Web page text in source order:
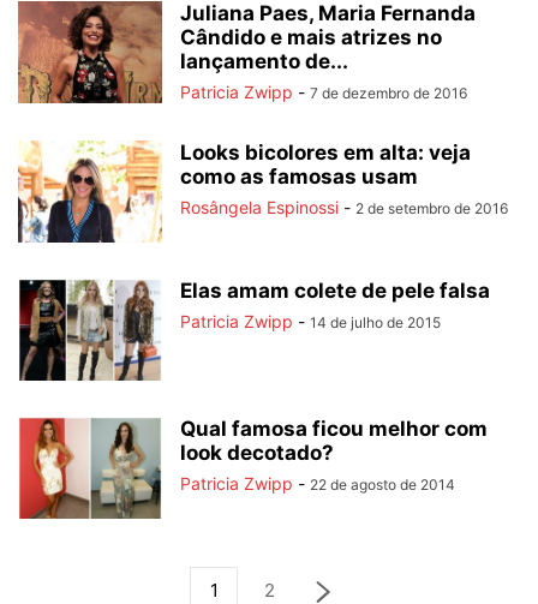
Juliana Paes, Maria Fernanda
Cândido e mais atrizes no
lançamento de...
Patricia Zwipp - 7 de dezembro de 2016
Looks bicolores em alta: veja
como as famosas usam
Rosângela Espinossi - 2 de setembro de 2016
Elas amam colete de pele falsa
Patricia Zwipp - 14 de julho de 2015
Qual famosa ficou melhor com
look decotado?
Patricia Zwipp - 22 de agosto de 2014
1 2